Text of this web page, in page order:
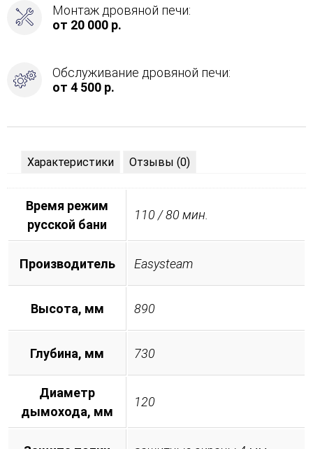
Монтаж дровяной печи:
от 20 000 р.
Обслуживание дровяной печи:
от 4 500 р.
Характеристики Отзывы (0)
Время режим
русской бани
110 / 80 мин.
Производитель Easysteam
Высота, мм 890
Глубина, мм 730
Диаметр
дымохода, мм
120